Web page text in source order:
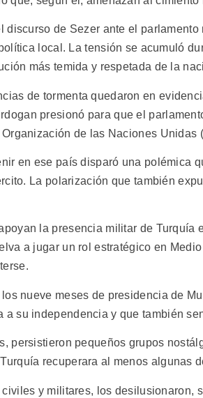
discurso de Sezer ante el
local. La tensión se acumuló
más temida y respetada de la
de tormenta quedaron en
presionó para que el
de las Naciones Unidas
en ese país disparó una polémica
La polarización que también
la presencia militar de Turquía
a jugar un rol estratégico en
nueve meses de presidencia de
a su independencia y que también
persistieron pequeños grupos
recuperara al menos algunas
y militares, los desilusionaron,